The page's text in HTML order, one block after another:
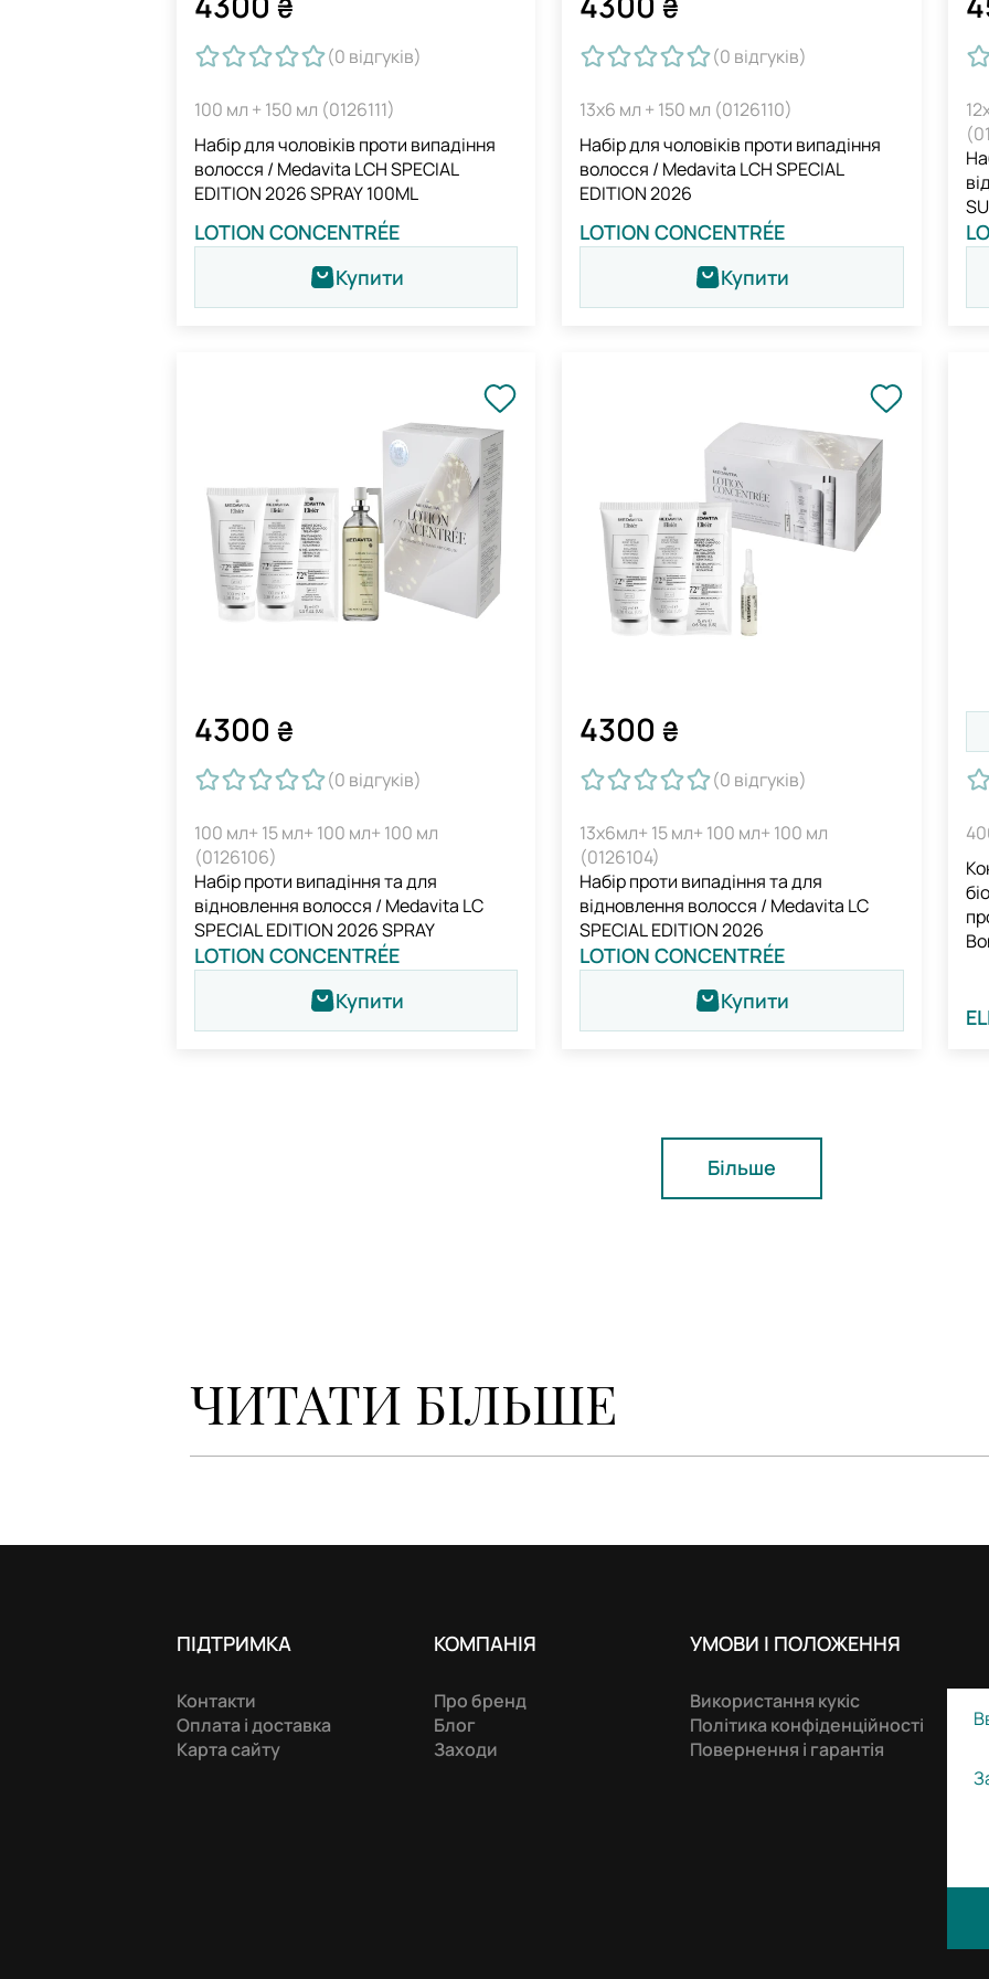
₴
(0 відгуків)
100 мл + 150 мл (0126111)
Набір для чоловіків проти випадіння
волосся / Medavita LCH SPECIAL
EDITION 2026 SPRAY 100ML
LOTION CONCENTRÉE
Купити
₴
(0 відгуків)
13х6 мл + 150 мл (0126110)
Набір для чоловіків проти випадіння
волосся / Medavita LCH SPECIAL
EDITION 2026
LOTION CONCENTRÉE
Купити
4300 ₴
(0 відгуків)
100 мл+ 15 мл+ 100 мл+ 100 мл
(0126106)
Набір проти випадіння та для
відновлення волосся / Medavita LC
SPECIAL EDITION 2026 SPRAY
LOTION CONCENTRÉE
Купити
4300₴
(0 відгуків)
13х6мл+ 15 мл+ 100 мл+ 100 мл
(0126104)
Набір проти випадіння та для
відновлення волосся / Medavita LC
SPECIAL EDITION 2026
LOTION CONCENTRÉE
Купити
Більше
ЧИТАТИ БІЛЬШЕ
ПІДТРИМКА
Контакти
Оплата і доставка
Карта сайту
КОМПАНIЯ
Про бренд
Блог
Заходи
УМОВИ І ПОЛОЖЕННЯ
Використання кукіс
Політика конфіденційності
Повернення і гарантія